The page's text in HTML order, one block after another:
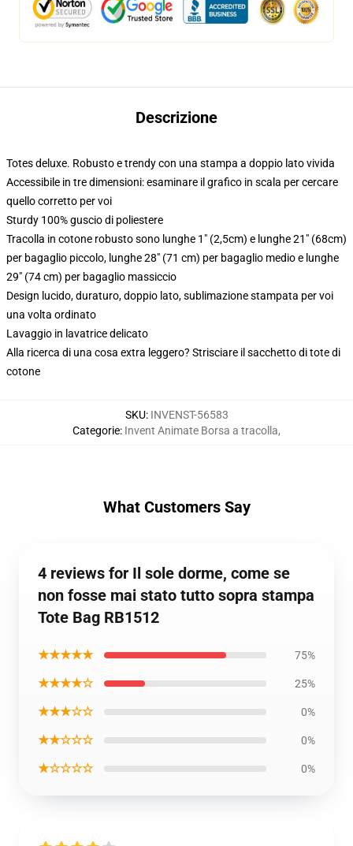
Descrizione
Totes deluxe. Robusto e trendy con una stampa a doppio lato vivida
Accessibile in tre dimensioni: esaminare il grafico in scala per cercare
quello corretto per voi
Sturdy 100% guscio di poliestere
Tracolla in cotone robusto sono lunghe 1" (2,5cm) e lunghe 21" (68cm)
per bagaglio piccolo, lunghe 28" (71 cm) per bagaglio medio e lunghe
29" (74 cm) per bagaglio massiccio
Design lucido, duraturo, doppio lato, sublimazione stampata per voi
una volta ordinato
Lavaggio in lavatrice delicato
Alla ricerca di una cosa extra leggero? Strisciare il sacchetto di tote di
cotone
SKU: INVENST-56583
Categorie: Invent Animate Borsa a tracolla,
What Customers Say
4 reviews for Il sole dorme, come se
non fosse mai stato tutto sopra stampa
Tote Bag RB1512
★★★★★ 75%
★★★★☆ 25%
★★★☆☆ 0%
★★☆☆☆ 0%
★☆☆☆☆ 0%